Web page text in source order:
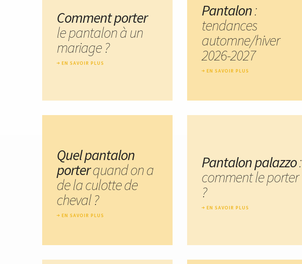
Comment porter
le pantalon à un
mariage ?
EN SAVOIR PLUS
Pantalon:
tendances
automne/hiver
2026-2027
EN SAVOIR PLUS
Quel pantalon
porterquand on a
de la culotte de
cheval ?
EN SAVOIR PLUS
Pantalon palazzo:
comment le porter
?
EN SAVOIR PLUS